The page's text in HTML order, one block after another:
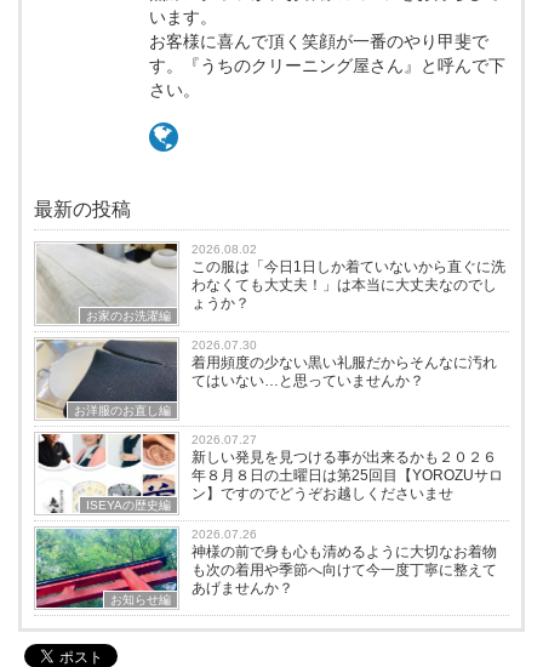
います。
お客様に喜んで頂く笑顔が一番のやり甲斐で
す。『うちのクリーニング屋さん』と呼んで下
さい。
最新の投稿
お家のお洗濯編
2026.08.02
この服は「今日1日しか着ていないから直ぐに洗
わなくても大丈夫！」は本当に大丈夫なのでし
ょうか？
お洋服のお直し編
2026.07.30
着用頻度の少ない黒い礼服だからそんなに汚れ
てはいない…と思っていませんか？
ISEYAの歴史編
2026.07.27
新しい発見を見つける事が出来るかも２０２６
年８月８日の土曜日は第25回目【YOROZUサロ
ン】ですのでどうぞお越しくださいませ
お知らせ編
2026.07.26
神様の前で身も心も清めるように大切なお着物
も次の着用や季節へ向けて今一度丁寧に整えて
あげませんか？